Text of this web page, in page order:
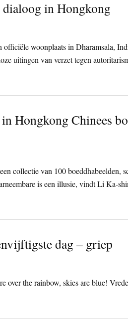
dialoog in Hongkong
woonplaats in Dharamsala,
uitingen van verzet tegen
Hongkong Chinees
collectie van 100 boeddhabeelden,
is een illusie, vindt Li Ka-
dag – griep
over the rainbow, skies are blue!